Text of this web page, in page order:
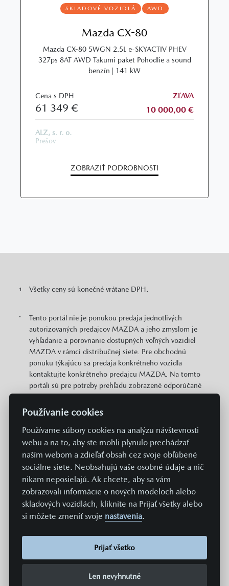
SKLADOVÉ VOZIDLÁ AWD
Mazda CX-80
Mazda CX-80 5WGN 2.5L e-SKYACTIV PHEV
327ps 8AT AWD Takumi paket Pohodlie a sound
benzín | 141 kW
Cena s DPH
61 349 €
ZĽAVA
10 000,00 €
ALZ, s. r. o.
Prešov
ZOBRAZIŤ PODROBNOSTI
1 Všetky ceny sú konečné vrátane DPH.
*
Tento portál nie je ponukou predaja jednotlivých
autorizovaných predajcov MAZDA a jeho zmyslom je
vyhľadanie a porovnanie dostupných voľných vozidiel
MAZDA v rámci distribučnej siete. Pre obchodnú
ponuku týkajúcu sa predaja konkrétneho vozidla
kontaktujte konkrétneho predajcu MAZDA. Na tomto
portáli sú pre potreby prehľadu zobrazené odporúčané
DPH. Zobrazené môžu byť aj informácie o plošne
predajnej sieti MAZDA vzťahujúcich sa na daný model.
Zobrazené cena neobsahuje prípravu a aktiváciu vozidla
v systémoch Mazda v hodnote 369 EUR. Hodnoty
spotreby paliva, energií a emisií uvádzané na týchto
stránkach sú získavané aktuálne predpísaným
normovaným spôsobom merania. Údaje sa teda
nevzťahujú na konkrétne vozidlo a nie sú súčasťou
ponuky, a slúžia len na účely porovnania jednotlivých
typov a modelov vozidiel. Spotreba paliva či energie a
hospodárneho využitia paliva, ale sú ovplyvnené aj
spôsobom jazdy a ďalšími netechnickými faktormi (napr.
podmienkami okolia). Dodatočná výbava a príslušenstvo
(nástavby, pneumatiky, atď.) môžu mať za následok
Používanie cookies
Používame súbory cookies na analýzu návštevnosti
webu a na to, aby ste mohli plynulo prechádzať
naším webom a zdieľať obsah cez svoje obľúbené
sociálne siete. Neobsahujú vaše osobné údaje a nič
nikam neposielajú. Ak chcete, aby sa vám
zobrazovali informácie o nových modeloch alebo
skladových vozidlách, kliknite na Prijať všetky alebo
si môžete zmeniť svoje nastavenia.
Prijať všetko
Len nevyhnutné